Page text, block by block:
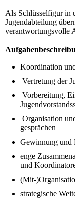
Als Schlüsselfigur in
Jugendabteilung
verantwortungsvolle
Koordination
Vertretung der
Vorbereitung,
Organisation
gesprächen
Gewinnung und
enge
und
(Mit-
strategische